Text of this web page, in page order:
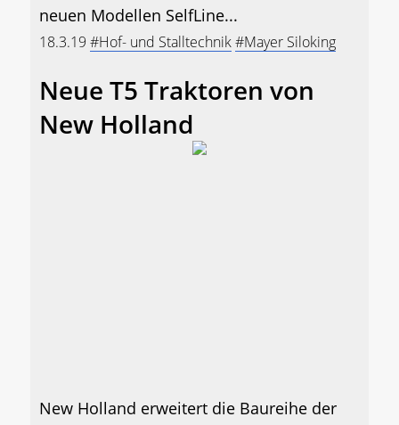
neuen Modellen SelfLine...
18.3.19 #Hof- und Stalltechnik#Mayer Siloking
Neue T5 Traktoren von
New Holland
New Holland erweitert die Baureihe der